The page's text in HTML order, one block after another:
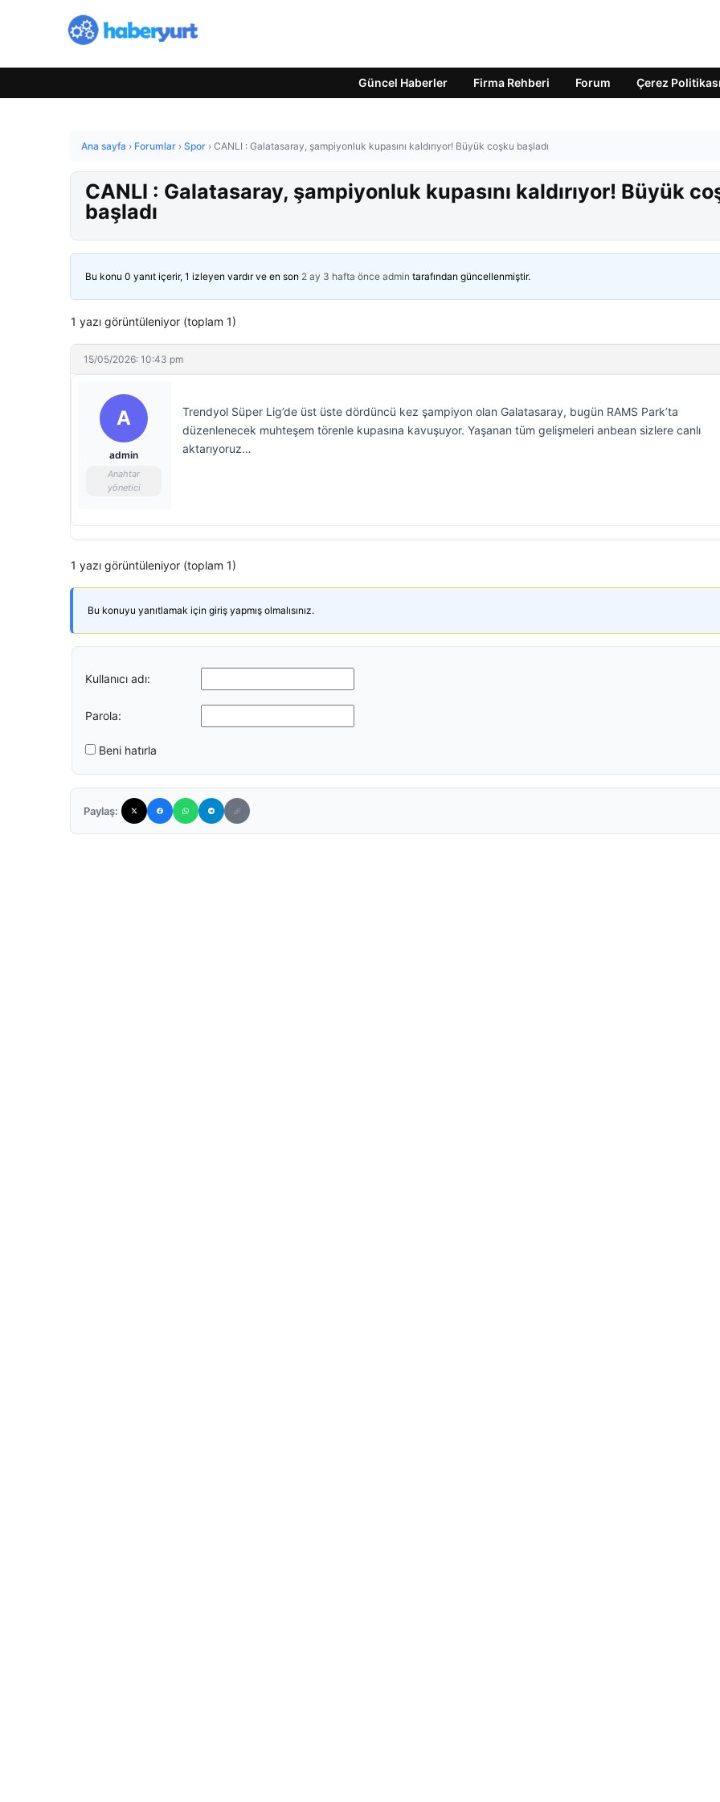
Güncel Haberler Firma Rehberi Forum Çerez Politikası
Ana sayfa › Forumlar › Spor › CANLI : Galatasaray, şampiyonluk kupasını kaldırıyor! Büyük coşku başladı
CANLI : Galatasaray, şampiyonluk kupasını kaldırıyor! Büyük
başladı
Bu konu 0 yanıt içerir, 1 izleyen vardır ve en son 2 ay 3 hafta önce admin tarafından güncellenmiştir.
1 yazı görüntüleniyor (toplam 1)
15/05/2026: 10:43 pm
A
admin
Anahtar
yönetici
Trendyol Süper Lig’de üst üste dördüncü kez şampiyon olan Galatasaray, bugün RAMS Park’ta
düzenlenecek muhteşem törenle kupasına kavuşuyor. Yaşanan tüm gelişmeleri anbean sizlere canlı
aktarıyoruz…
1 yazı görüntüleniyor (toplam 1)
Bu konuyu yanıtlamak için giriş yapmış olmalısınız.
Kullanıcı adı:
Parola:
Beni hatırla
Paylaş: